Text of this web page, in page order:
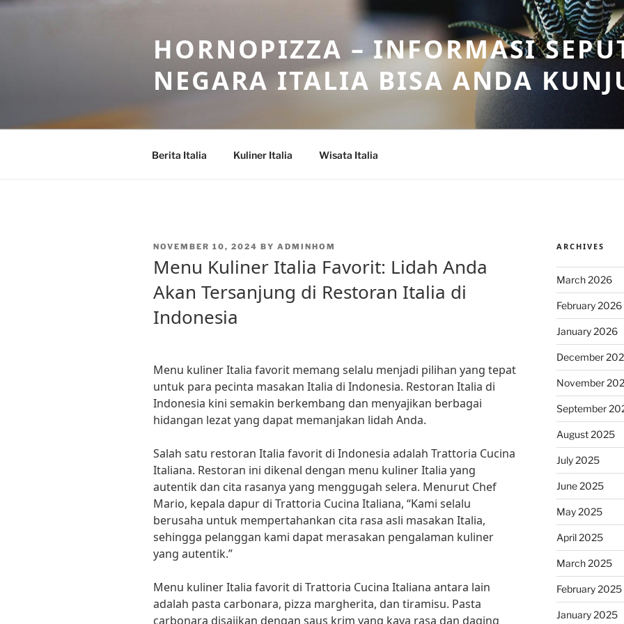
Skip
HORNOPIZZA – INFORMASI
NEGARA ITALIA BISA ANDA
Berita Italia Kuliner Italia Wisata Italia
POSTED
NOVEMBER 10, 2024 BY ADMINHOM
Menu Kuliner Italia Favorit: Lidah Anda
Akan Tersanjung di Restoran Italia di
Indonesia
Menu kuliner Italia favorit memang selalu menjadi pilihan yang tepat
untuk para pecinta masakan Italia di Indonesia. Restoran Italia di
Indonesia kini semakin berkembang dan menyajikan berbagai
hidangan lezat yang dapat memanjakan lidah Anda.
Salah satu restoran Italia favorit di Indonesia adalah Trattoria Cucina
Italiana. Restoran ini dikenal dengan menu kuliner Italia yang
autentik dan cita rasanya yang menggugah selera. Menurut Chef
Mario, kepala dapur di Trattoria Cucina Italiana, “Kami selalu
berusaha untuk mempertahankan cita rasa asli masakan Italia,
sehingga pelanggan kami dapat merasakan pengalaman kuliner
yang autentik.”
Menu kuliner Italia favorit di Trattoria Cucina Italiana antara lain
adalah pasta carbonara, pizza margherita, dan tiramisu. Pasta
carbonara disajikan dengan saus krim yang kaya rasa dan daging
ARCHIVES
March 2026
February 2026
January 2026
December
November
September
August 2025
July 2025
June 2025
May 2025
April 2025
March 2025
February 2025
January 2025